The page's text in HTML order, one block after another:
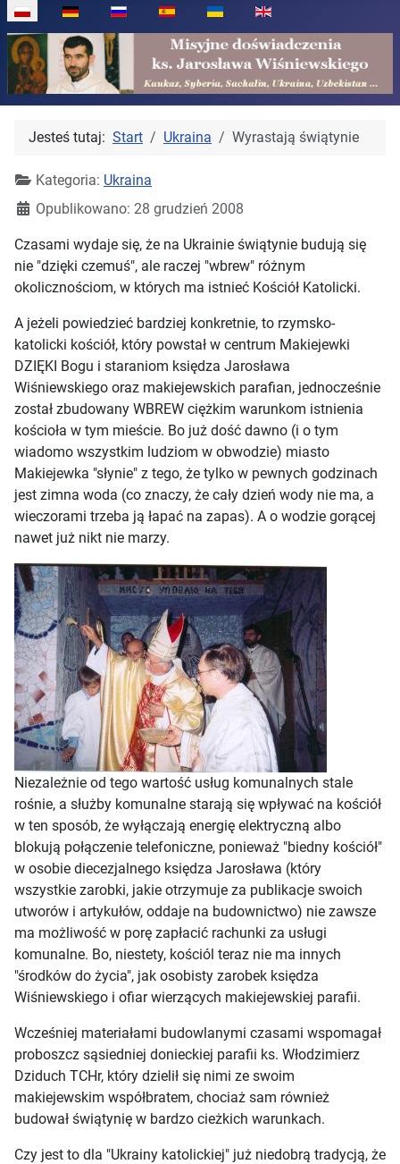
Wybierz swój język
Jesteś tutaj: Start Ukraina Wyrastają świątynie
Kategoria: Ukraina
Opublikowano: 28 grudzień 2008
Czasami wydaje się, że na Ukrainie świątynie budują się
nie "dzięki czemuś", ale raczej "wbrew" różnym
okolicznościom, w których ma istnieć Kościół Katolicki.
A jeżeli powiedzieć bardziej konkretnie, to rzymsko-
katolicki kościół, który powstał w centrum Makiejewki
DZIĘKI Bogu i staraniom księdza Jarosława
Wiśniewskiego oraz makiejewskich parafian, jednocześnie
został zbudowany WBREW ciężkim warunkom istnienia
kościoła w tym mieście. Bo już dość dawno (i o tym
wiadomo wszystkim ludziom w obwodzie) miasto
Makiejewka "słynie" z tego, że tylko w pewnych godzinach
jest zimna woda (co znaczy, że cały dzień wody nie ma, a
wieczorami trzeba ją łapać na zapas). A o wodzie gorącej
nawet już nikt nie marzy.
Niezależnie od tego wartość usług komunalnych stale
rośnie, a służby komunalne starają się wpływać na kościół
w ten sposób, że wyłączają energię elektryczną albo
blokują połączenie telefoniczne, ponieważ "biedny kościół"
w osobie diecezjalnego księdza Jarosława (który
wszystkie zarobki, jakie otrzymuje za publikacje swoich
utworów i artykułów, oddaje na budownictwo) nie zawsze
ma możliwość w porę zapłacić rachunki za usługi
komunalne. Bo, niestety, kościól teraz nie ma innych
"środków do życia", jak osobisty zarobek księdza
Wiśniewskiego i ofiar wierzących makiejewskiej parafii.
Wcześniej materiałami budowlanymi czasami wspomagał
proboszcz sąsiedniej donieckiej parafii ks. Włodzimierz
Dziduch TCHr, który dzielił się nimi ze swoim
makiejewskim współbratem, chociaż sam również
budował świątynię w bardzo cieżkich warunkach.
Czy jest to dla "Ukrainy katolickiej" już niedobrą tradycją, że